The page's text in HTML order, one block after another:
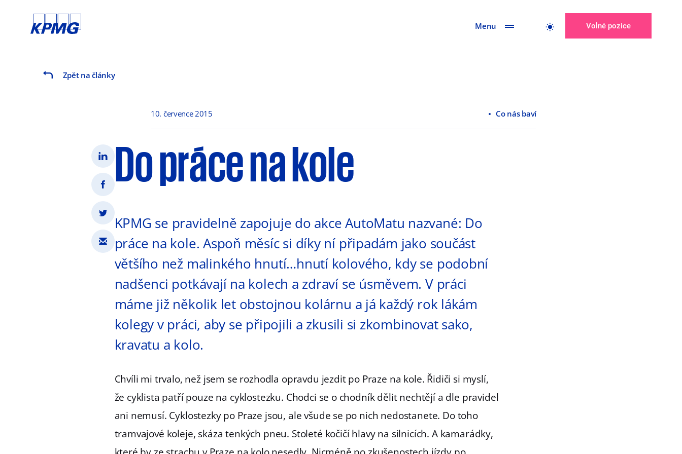
Menu Volné pozice
Zpět na články
10. července 2015 Co nás baví
Do práce na kole
KPMG se pravidelně zapojuje do akce AutoMatu nazvané: Do
práce na kole. Aspoň měsíc si díky ní připadám jako součást
většího než malinkého hnutí…hnutí kolového, kdy se podobní
nadšenci potkávají na kolech a zdraví se úsměvem. V práci
máme již několik let obstojnou kolárnu a já každý rok lákám
kolegy v práci, aby se připojili a zkusili si zkombinovat sako,
kravatu a kolo.
Chvíli mi trvalo, než jsem se rozhodla opravdu jezdit po Praze na kole. Řidiči si myslí,
že cyklista patří pouze na cyklostezku. Chodci se o chodník dělit nechtějí a dle pravidel
ani nemusí. Cyklostezky po Praze jsou, ale všude se po nich nedostanete. Do toho
tramvajové koleje, skáza tenkých pneu. Stoleté kočičí hlavy na silnicích. A kamarádky,